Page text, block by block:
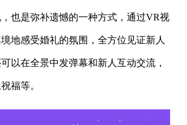
也是弥补遗憾的一种方式，通过VR视
地感受婚礼的氛围，全方位见证新人
以在全景中发弹幕和新人互动交流，
福等。